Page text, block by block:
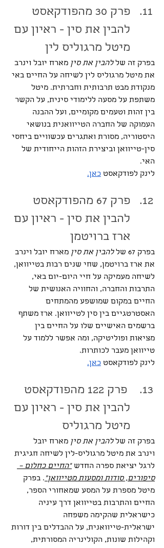
פרק 30 מהפודקאסט
להבין את סין - ראיון עם
מיטל מרגוליס לין
בפרק זה של להבין את סין מארח יובל וינרב
את מיטל מרגוליס לין לשיחה על החיים באי
מנקודת מבט תרבותית וחברתית. מיטל
משתפת על מסעה ללימודי סינית, על הקשר
בין זהות וטעמים מקומיים, ועל ההבנה
העמוקה של החברה הטייוואנית בנושאי
היסטוריה, מסורת ואתגרים עכשוויים ביחסי
סין-טייוואן וביצירת הזהות הייחודית של
האי.
לינק לפודקאסט כאן.
פרק 67 מהפודקאסט
להבין את סין - ראיון עם
ארז ברויטמן
בפרק 67 של להבין את סין מארח יובל וינרב
את ארז ברויטמן, שחי שנים רבות בטייוואן,
לשיחה מעמיקה על חיי היום-יום באי,
התרבות והחברה, והחוויה האנושית של
החיים במקום שמושפע מהמתחים
האסטרטגיים בין סין לטייוואן. ארז משתף
ברשמים האישיים שלו על החיים בין
מציאות ופוליטיקה, ומה אפשר ללמוד על
טייוואן מעבר לכותרות.
לינק לפודקאסט כאן.
פרק 122 מהפודקאסט
להבין את סין - ראיון עם
מיטל מרגוליס
בפרק זה של להבין את סין מארח יובל
וינרב את מיטל מרגוליס-לין לשיחה חגיגית
לרגל יציאת ספרה החדש ״החיים כחלום –
סיפורים, סודות ומסעות מטייוואן״. בפרק
מיטל מספרת על המסע שמאחורי הספר,
החיים והתרבות בטייוואן דרך עיניה
כישראלית שהקימה משפחה
ישראלית-טייוואנית, על ההבדלים בין דורות
וקהילות שונות, הקולינריה המסורתית,